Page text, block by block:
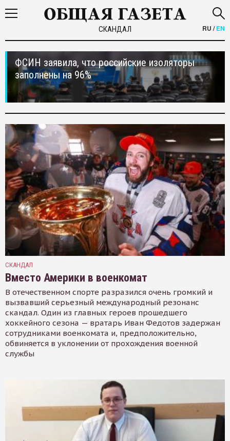
СКАНДАЛ RU /EN
ФСИН заявила, что российские изоляторы
заполнены на 96%
СКАНДАЛ
Вместо Америки в военкомат
В отечественном спорте разразился очень громкий и
вызвавший серьезный международный резонанс
скандал. Один из главных героев прошедшего
хоккейного сезона — вратарь Иван Федотов задержан
сотрудниками военкомата и, предположительно,
обвиняется в уклонении от прохождения военной
службы